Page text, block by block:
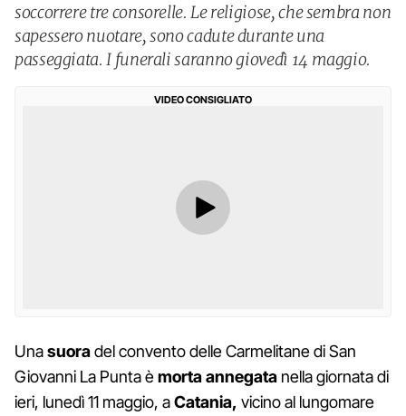
soccorrere tre consorelle. Le religiose, che sembra non
sapessero nuotare, sono cadute durante una
passeggiata. I funerali saranno giovedì 14 maggio.
VIDEO CONSIGLIATO
Unasuoradel convento delle Carmelitane di San
Giovanni La Punta èmorta annegata nella giornata di
ieri, lunedì 11 maggio, aCatania, vicino al lungomare